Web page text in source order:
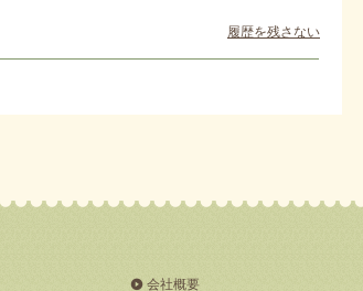
履歴を残さない
会社概要